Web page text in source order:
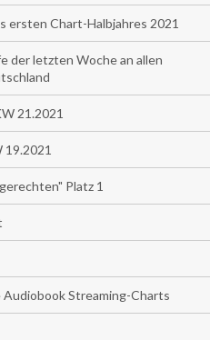
ersten Chart-Halbjahres 2021
der letzten Woche an allen
21.2021
Platz 1
Streaming-Charts